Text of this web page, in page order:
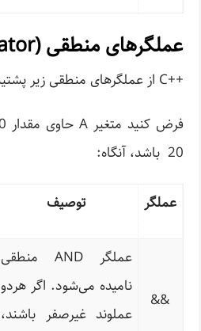
عملگرهای منطقی (Logical Operator)
++C از عملگرهای منطقی زیر پشتیبانی می‌کند.
20 باشد، آنگاه:
عملگر توصیف
&&
عملگر AND منطقی
نامیده می‌شود. اگر هردو
عملوند غیرصفر باشند،